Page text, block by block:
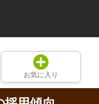
お気に入り